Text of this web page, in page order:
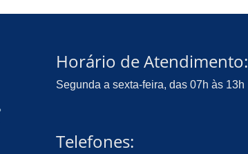
Horário de Atendimento:
Segunda a sexta-feira, das 07h às 13h
Telefones: